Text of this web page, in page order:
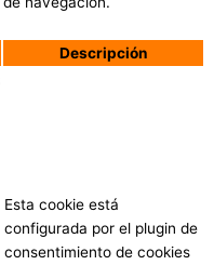
Descripción
Esta cookie está
configurada por el plugin de
consentimiento de cookies